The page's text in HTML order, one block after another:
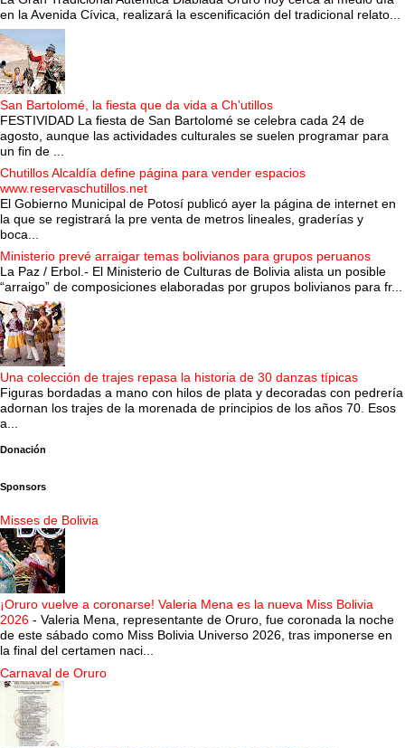
en la Avenida Cívica, realizará la escenificación del tradicional relato...
San Bartolomé, la fiesta que da vida a Ch'utillos
FESTIVIDAD La fiesta de San Bartolomé se celebra cada 24 de
agosto, aunque las actividades culturales se suelen programar para
un fin de ...
Chutillos Alcaldía define página para vender espacios
www.reservaschutillos.net
El Gobierno Municipal de Potosí publicó ayer la página de internet en
la que se registrará la pre venta de metros lineales, graderías y
boca...
Ministerio prevé arraigar temas bolivianos para grupos peruanos
La Paz / Erbol.- El Ministerio de Culturas de Bolivia alista un posible
“arraigo” de composiciones elaboradas por grupos bolivianos para fr...
Una colección de trajes repasa la historia de 30 danzas típicas
Figuras bordadas a mano con hilos de plata y decoradas con pedrería
adornan los trajes de la morenada de principios de los años 70. Esos
a...
Donación
Sponsors
Misses de Bolivia
¡Oruro vuelve a coronarse! Valeria Mena es la nueva Miss Bolivia
2026 - Valeria Mena, representante de Oruro, fue coronada la noche
de este sábado como Miss Bolivia Universo 2026, tras imponerse en
la final del certamen naci...
Carnaval de Oruro